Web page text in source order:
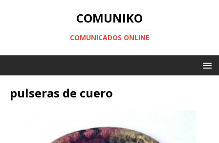
COMUNIKO
COMUNICADOS ONLINE
pulseras de cuero